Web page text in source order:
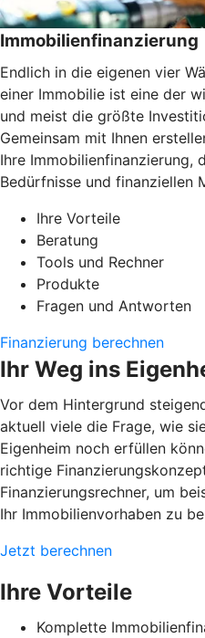
Immobilienfinanzierung
Endlich in die eigenen vier
einer Immobilie ist eine der
und meist die größte
Gemeinsam mit Ihnen
Ihre Immobilienfinanzierung,
Bedürfnisse und finanziellen
Ihre Vorteile
Beratung
Tools und Rechner
Produkte
Fragen und Antworten
Finanzierung berechnen
Ihr Weg ins
Vor dem Hintergrund
aktuell viele die Frage, wie
Eigenheim noch erfüllen
richtige
Finanzierungsrechner, um
Ihr Immobilienvorhaben zu
Jetzt berechnen
Ihre Vorteile
Komplette